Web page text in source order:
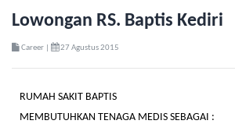
Lowongan RS. Baptis Kediri
Career | 27 Agustus 2015
RUMAH SAKIT BAPTIS
MEMBUTUHKAN TENAGA MEDIS SEBAGAI :